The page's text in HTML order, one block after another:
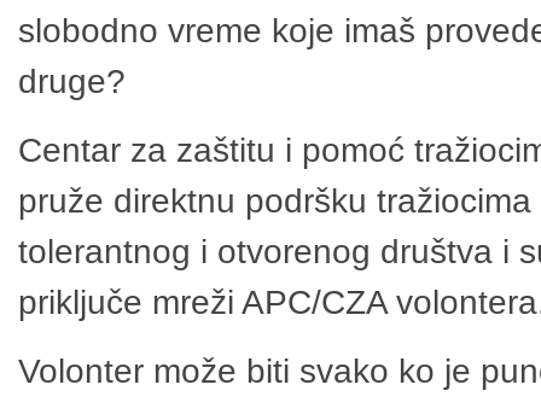
slobodno vreme koje imaš
druge?
Centar za zaštitu i pomoć
pruže direktnu podršku
tolerantnog i otvorenog društva i
priključe mreži APC/CZA
Volonter može biti svako ko je